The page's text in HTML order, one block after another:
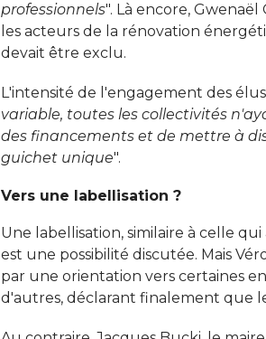
professionnels". Là encore,
les acteurs de la rénovation
devait être exclu.
L'intensité de l'engagement des
variable, toutes les collectivités
des financements et de mettre à
guichet unique".
Vers une labellisation ?
Une labellisation, similaire à celle
est une possibilité discutée. Mais
par une orientation vers certaines
d'autres, déclarant finalement que